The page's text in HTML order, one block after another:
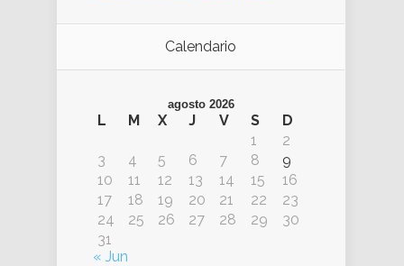
Calendario
agosto 2026
L M X J V S
D
1
2
3
4 5 6 7 8
9
10
11 12 13 14 15
16
17
18 19 20 21 22
23
24
25 26 27 28 29
30
31
« Jun